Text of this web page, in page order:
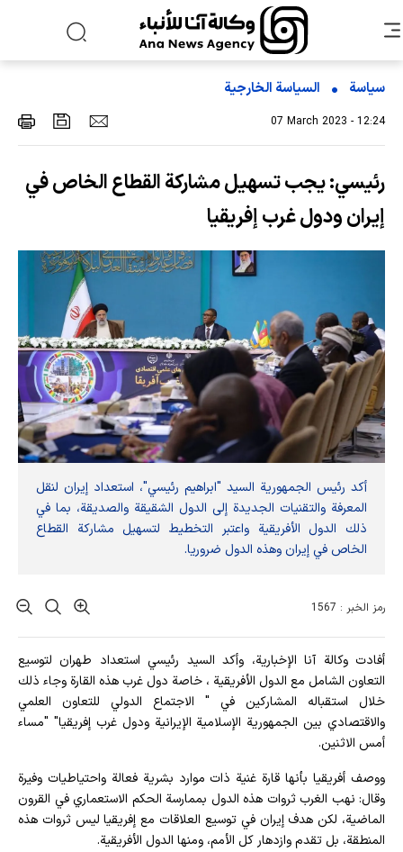
سياسة السیاسة الخارجیة
07 March 2023 - 12:24
رئيسي: یجب تسهيل مشاركة القطاع الخاص في
إيران ودول غرب إفريقيا
أكد رئيس الجمهورية السيد "ابراهيم رئيسي"، استعداد إيران لنقل
المعرفة والتقنيات الجديدة إلى الدول الشقيقة والصديقة، بما في
ذلك الدول الأفريقية واعتبر التخطيط لتسهيل مشاركة القطاع
الخاص في إيران وهذه الدول ضروریا.
رمز الخبر : 1567
أفادت وکالة آنا الإخباریة، وأكد السيد رئيسي استعداد طهران لتوسيع
التعاون الشامل مع الدول الأفريقية ، خاصة دول غرب هذه القارة وجاء ذلك
خلال استقباله المشاركين في " الاجتماع الدولي للتعاون العلمي
والاقتصادي بين الجمهورية الإسلامية الإیرانیة ودول غرب إفريقيا" "مساء
أمس الاثنين.
ووصف أفريقيا بأنها قارة غنية ذات موارد بشرية فعالة واحتياطيات وفيرة
وقال: نهب الغرب ثروات هذه الدول بممارسة الحكم الاستعماري في القرون
الماضية، لكن هدف إيران في توسيع العلاقات مع إفريقيا ليس ثروات هذه
المنطقة، بل تقدم وازدهار كل الأمم، ومنها الدول الأفريقية.